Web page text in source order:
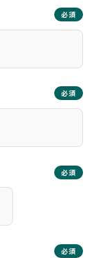
必須
必須
必須
必須